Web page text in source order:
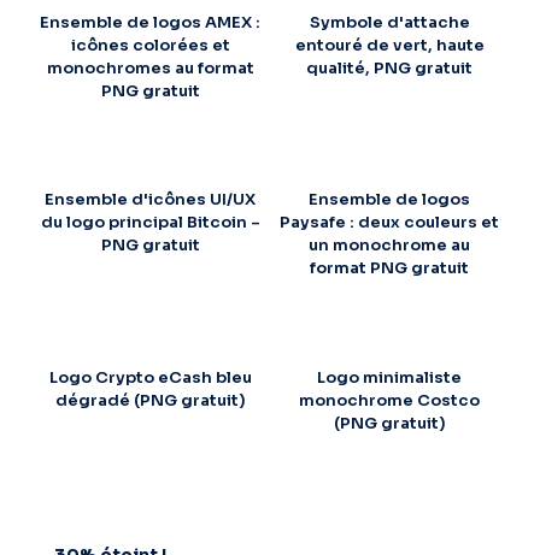
Ensemble de logos AMEX :
icônes colorées et
monochromes au format
PNG gratuit
Symbole d'attache
entouré de vert, haute
qualité, PNG gratuit
Ensemble d'icônes UI/UX
du logo principal Bitcoin –
PNG gratuit
Ensemble de logos
Paysafe : deux couleurs et
un monochrome au
format PNG gratuit
Logo Crypto eCash bleu
dégradé (PNG gratuit)
Logo minimaliste
monochrome Costco
(PNG gratuit)